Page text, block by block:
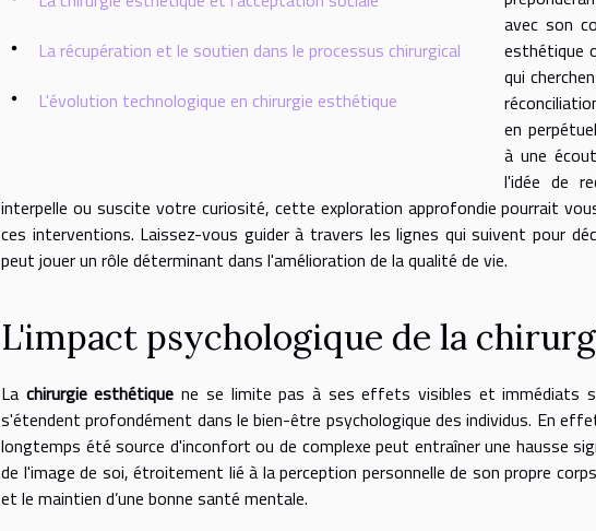
La récupération et le soutien dans le processus chirurgical
L'évolution technologique en chirurgie esthétique
avec son
esthétique
qui
en
à une
l'idée de
interpelle ou suscite votre curiosité, cette exploration approfondie pourrait
ces interventions. Laissez-vous guider à travers les lignes qui suivent pour
peut jouer un rôle déterminant dans l'amélioration de la qualité de vie.
L'impact psychologique de la
La chirurgie esthétique ne se limite pas à ses effets visibles et immédiats
s'étendent profondément dans le bien-être psychologique des individus. En
longtemps été source d'inconfort ou de complexe peut entraîner une hausse
de l'image de soi, étroitement lié à la perception personnelle de son propre
et le maintien d’une bonne santé mentale.